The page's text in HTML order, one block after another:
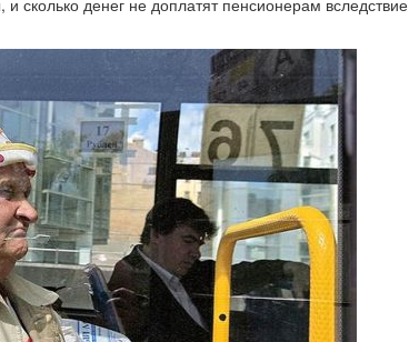
сколько денег не доплатят пенсионерам вследствие